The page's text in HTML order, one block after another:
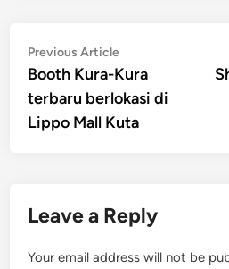
Post
navigation
Previous ArticlePrevious
article:
Booth Kura-Kura
terbaru berlokasi di
Lippo Mall Kuta
Leave a Reply
Your email address will not be